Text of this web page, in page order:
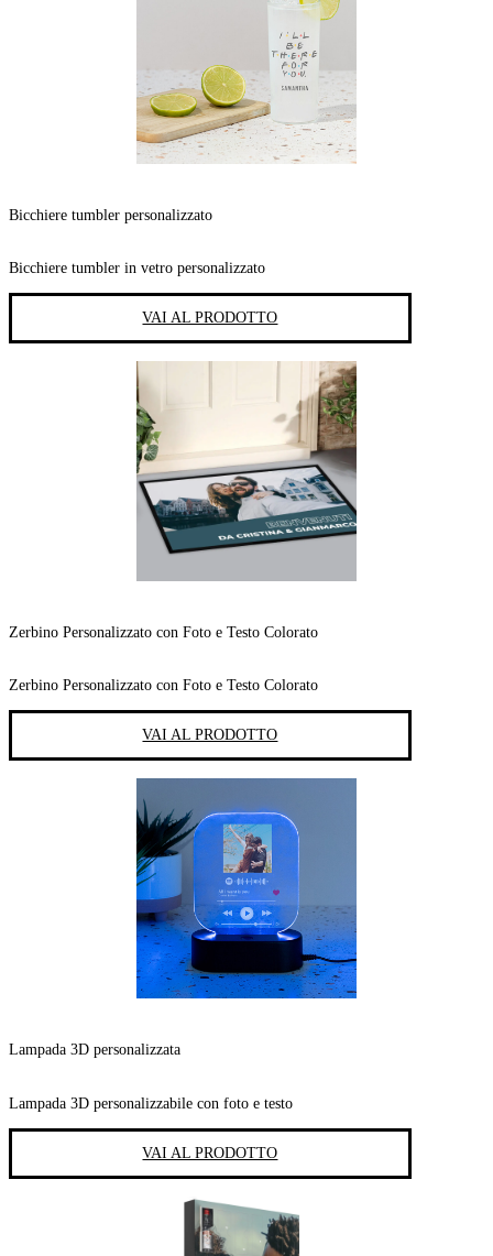
Bicchiere tumbler personalizzato
Bicchiere tumbler in vetro personalizzato
VAI AL PRODOTTO
Zerbino Personalizzato con Foto e Testo Colorato
Zerbino Personalizzato con Foto e Testo Colorato
VAI AL PRODOTTO
Lampada 3D personalizzata
Lampada 3D personalizzabile con foto e testo
VAI AL PRODOTTO